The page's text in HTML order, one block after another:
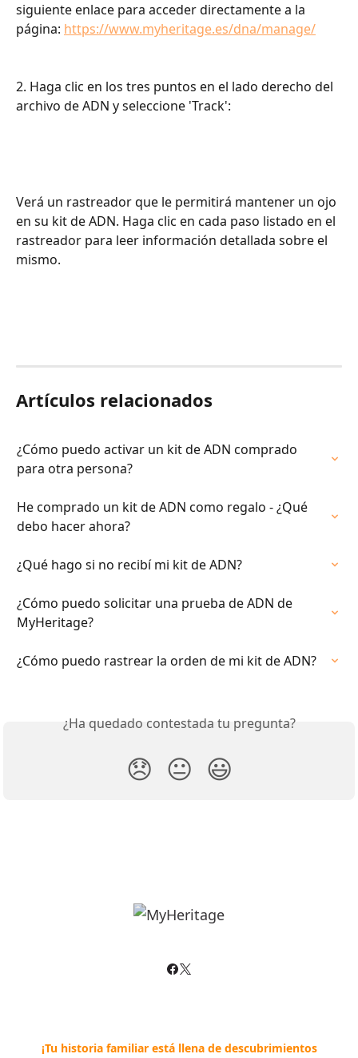
siguiente enlace para acceder directamente a la
página: https://www.myheritage.es/dna/manage/
2. Haga clic en los tres puntos en el lado derecho del
archivo de ADN y seleccione 'Track':
Verá un rastreador que le permitirá mantener un ojo
en su kit de ADN. Haga clic en cada paso listado en el
rastreador para leer información detallada sobre el
mismo.
Artículos relacionados
¿Cómo puedo activar un kit de ADN comprado
para otra persona?
He comprado un kit de ADN como regalo - ¿Qué
debo hacer ahora?
¿Qué hago si no recibí mi kit de ADN?
¿Cómo puedo solicitar una prueba de ADN de
MyHeritage?
¿Cómo puedo rastrear la orden de mi kit de ADN?
¿Ha quedado contestada tu pregunta?
😞 😐 😃
¡Tu historia familiar está llena de descubrimientos